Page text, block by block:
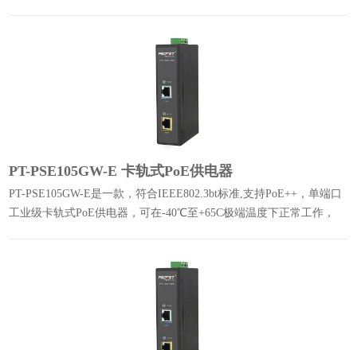
PT-PSE105GW-E 卡轨式PoE供电器
PT-PSE105GW-E是一款，符合IEEE802.3bt标准,支持PoE++，单端口
工业级卡轨式PoE供电器，可在-40℃至+65C极端温度下正常工作，